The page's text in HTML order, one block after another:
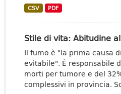
CSV PDF
Stile di vita: Abitudine
Il fumo è "la prima causa
evitabile". È responsabile
morti per tumore e del
complessivi in provincia.